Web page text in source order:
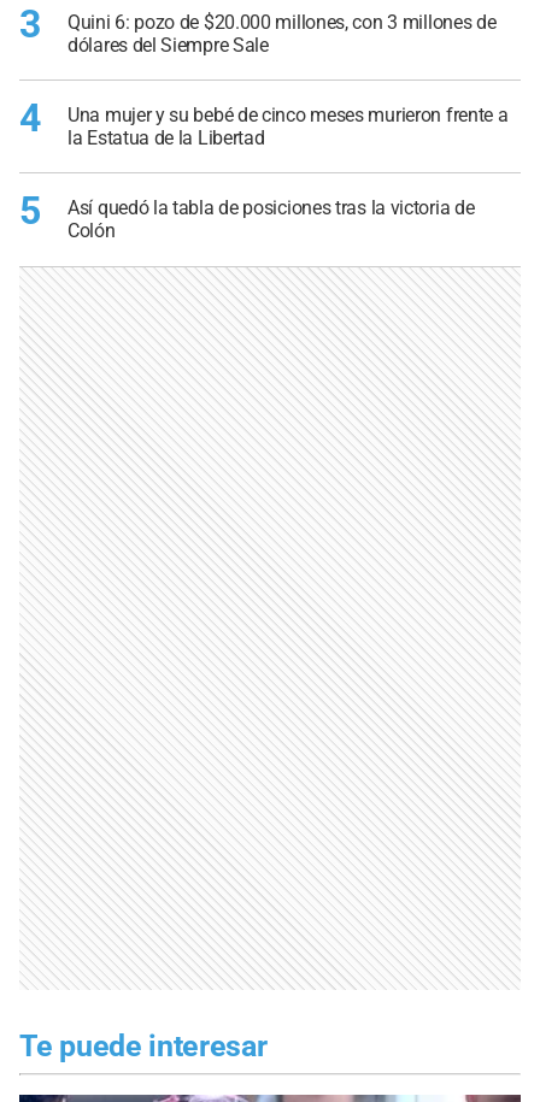
3
Quini 6: pozo de $20.000 millones, con 3 millones de
dólares del Siempre Sale
4
Una mujer y su bebé de cinco meses murieron frente a
la Estatua de la Libertad
5
Así quedó la tabla de posiciones tras la victoria de
Colón
Te puede interesar